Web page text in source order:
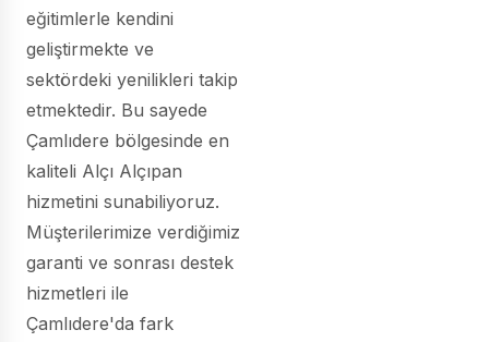
eğitimlerle kendini
geliştirmekte ve
sektördeki yenilikleri takip
etmektedir. Bu sayede
Çamlıdere bölgesinde en
kaliteli Alçı Alçıpan
hizmetini sunabiliyoruz.
Müşterilerimize verdiğimiz
garanti ve sonrası destek
hizmetleri ile
Çamlıdere'da fark